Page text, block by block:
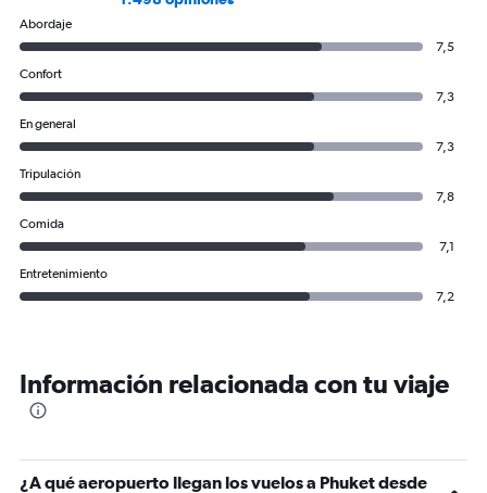
Abordaje
7,5
Confort
7,3
En general
7,3
Tripulación
7,8
Comida
7,1
Entretenimiento
7,2
Información relacionada con tu viaje
¿A qué aeropuerto llegan los vuelos a Phuket desde